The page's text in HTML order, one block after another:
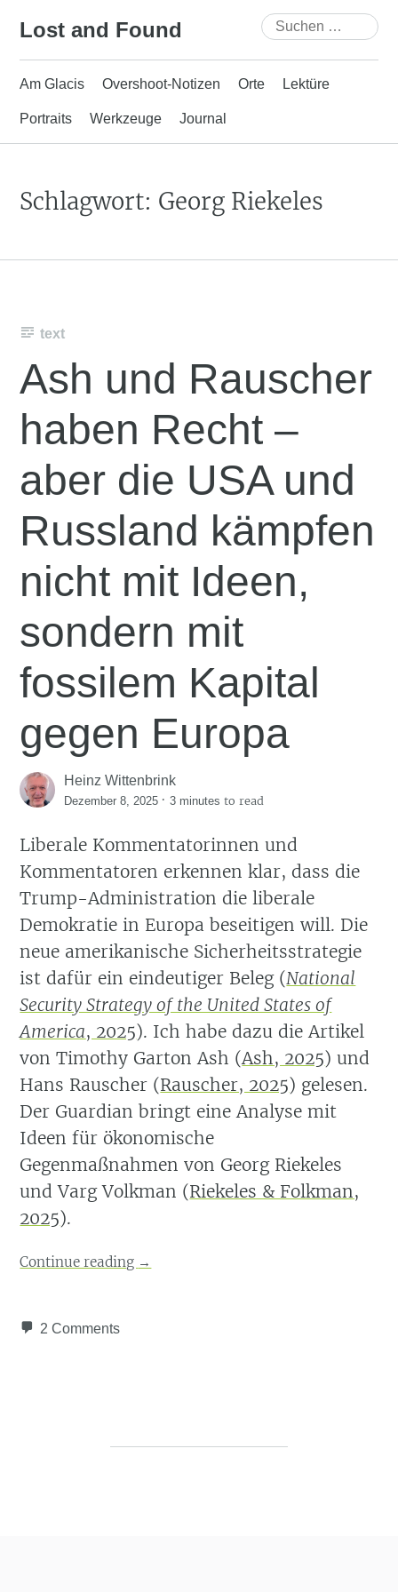
Lost and Found
Suchen
nach:
Am Glacis Overshoot-Notizen Orte Lektüre
Portraits Werkzeuge Journal
Schlagwort: Georg Riekeles
text
Ash und Rauscher
haben Recht –
aber die USA und
Russland kämpfen
nicht mit Ideen,
sondern mit
fossilem Kapital
gegen Europa
Heinz Wittenbrink
Dezember 8, 2025 ·3 minutes to read
Liberale Kommentatorinnen und
Kommentatoren erkennen klar, dass die
Trump-Administration die liberale
Demokratie in Europa beseitigen will. Die
neue amerikanische Sicherheitsstrategie
ist dafür ein eindeutiger Beleg (National
Security Strategy of the United States of
America, 2025). Ich habe dazu die Artikel
von Timothy Garton Ash (Ash, 2025) und
Hans Rauscher (Rauscher, 2025) gelesen.
Der Guardian bringt eine Analyse mit
Ideen für ökonomische
Gegenmaßnahmen von Georg Riekeles
und Varg Volkman (Riekeles & Folkman,
2025).
Continue reading →
2 Comments